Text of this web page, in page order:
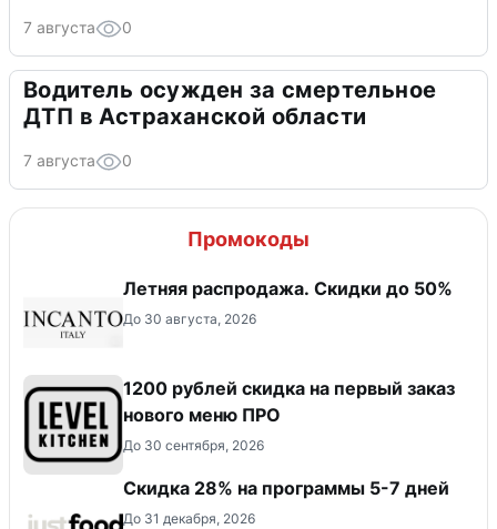
7 августа 0
Водитель осужден за смертельное
ДТП в Астраханской области
7 августа 0
Промокоды
Летняя распродажа. Скидки до 50%
До 30 августа, 2026
​1200 рублей скидка на первый заказ
нового меню ПРО
До 30 сентября, 2026
Скидка 28% на программы 5-7 дней
До 31 декабря, 2026